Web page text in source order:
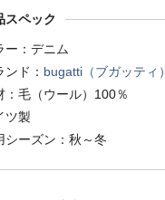
スペック
ー：デニム
ンド： bugatti（ブガッティ）
：毛（ウール）100％
ツ製
シーズン：秋～冬